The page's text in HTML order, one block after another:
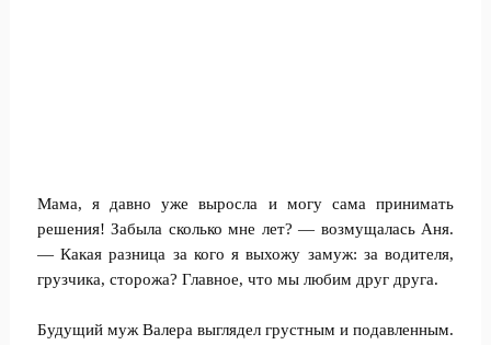
Мама, я давно уже выросла и могу сама принимать
решения! Забыла сколько мне лет? — возмущалась Аня.
— Какая разница за кого я выхожу замуж: за водителя,
грузчика, сторожа? Главное, что мы любим друг друга.
Будущий муж Валера выглядел грустным и подавленным.